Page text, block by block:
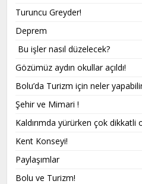
Turuncu Greyder!
Deprem
Bu işler nasıl düzelecek?
Gözümüz aydın okullar açıldı!
Bolu’da Turizm için neler
Şehir ve Mimari !
Kaldırımda yürürken çok dikkatli
Kent Konseyi!
Paylaşımlar
Bolu ve Turizm!